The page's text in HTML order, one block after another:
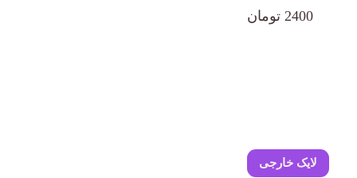
2400 تومان
لایک خارجی